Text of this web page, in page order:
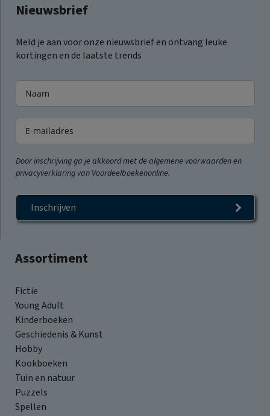
Assortiment
Fictie
Young Adult
Kinderboeken
Geschiedenis & Kunst
Hobby
Kookboeken
Tuin en natuur
Puzzels
Spellen
Nieuwsbrief
Meld je aan voor onze nieuwsbrief en ontvang leuke
kortingen en de laatste trends
Door inschrijving ga je akkoord met de algemene voorwaarden en
privacyverklaring van Voordeelboekenonline.
Inschrijven